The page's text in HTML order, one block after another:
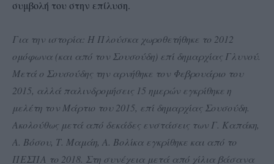
συμβολή του στην επίλυση.
Για την ιστορία: Η Πλούσκα χωροθετήθηκε το 2012
ομόφωνα (και από τον Σουσούδη) επί δημαρχίας Γλυνού.
Μετά ο Σουσούδης την αρνήθηκε τον Φεβρουάριο του
2015, αλλά παλινδρομήσεις 15 ημερών εγκρίθηκε η
μελέτη τον Μάρτιο του 2015, επί δημαρχίας Σουσούδη.
Ακολούθως μετά από δεκάδες ενστάσεις των Γ. Καπάκη,
Α. Βόσου, Τ. Μαμάη, Α. Βολίκα εγκρίθηκε και από το
ΠΕΣΠΑ το 2018. Στη συνέχεια μετά από χίλια βάσανα